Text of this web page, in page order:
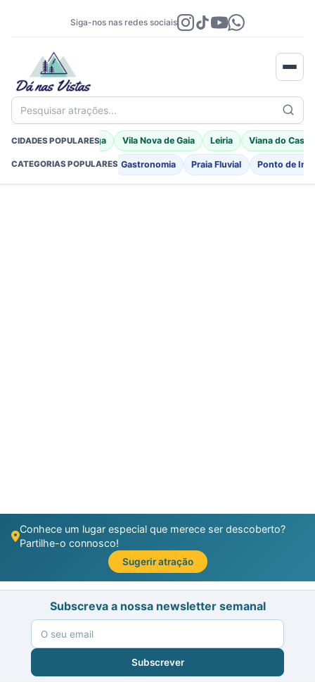
Siga-nos nas redes sociais
Pesquisar atrações...
CIDADES POPULARES
Porto Moniz Braga Vila Nova de Gaia Leiria Viana do
CATEGORIAS POPULARES
Fortificações Igreja Gastronomia Praia Fluvial Ponto de
Conhece um lugar especial que merece ser descoberto?
Partilhe-o connosco!
Sugerir atração
Subscreva a nossa newsletter semanal
Subscrever